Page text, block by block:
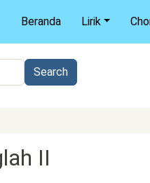
Beranda
Lirik
II